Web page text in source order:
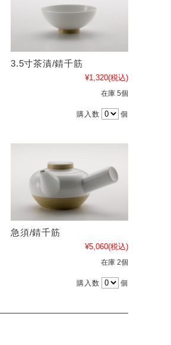
3.5寸茶漬/錆千筋
¥1,320(税込)
在庫 5個
購入数 個
急須/錆千筋
¥5,060(税込)
在庫 2個
購入数 個